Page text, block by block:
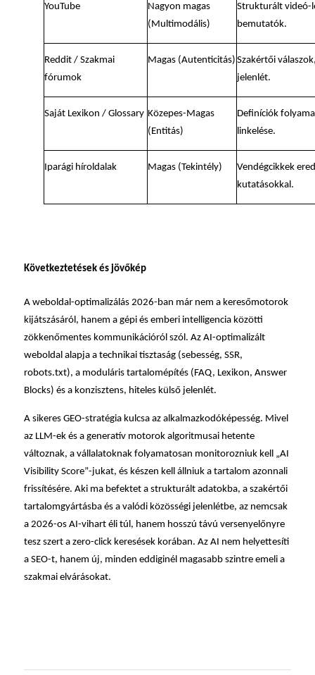
YouTube
Nagyon magas
(Multimodális)
Strukturált videó-
bemutatók.
Reddit / Szakmai
fórumok
Magas (Autenticitás) Szakértői
jelenlét.
Saját Lexikon / Glossary Közepes-Magas
(Entitás)
Definíciók
linkelése.
Iparági híroldalak Magas (Tekintély)
Vendégcikkek
kutatásokkal.
Következtetések és jövőkép
A weboldal-optimalizálás 2026-ban már nem a keresőmotorok
kijátszásáról, hanem a gépi és emberi intelligencia közötti
zökkenőmentes kommunikációról szól. Az AI-optimalizált
weboldal alapja a technikai tisztaság (sebesség, SSR,
robots.txt), a moduláris tartalomépítés (FAQ, Lexikon, Answer
Blocks) és a konzisztens, hiteles külső jelenlét.
A sikeres GEO-stratégia kulcsa az alkalmazkodóképesség. Mivel
az LLM-ek és a generatív motorok algoritmusai hetente
változnak, a vállalatoknak folyamatosan monitorozniuk kell „AI
Visibility Score”-jukat, és készen kell állniuk a tartalom azonnali
frissítésére. Aki ma befektet a strukturált adatokba, a szakértői
tartalomgyártásba és a valódi közösségi jelenlétbe, az nemcsak
a 2026-os AI-vihart éli túl, hanem hosszú távú versenyelőnyre
tesz szert a zero-click keresések korában. Az AI nem helyettesíti
a SEO-t, hanem új, minden eddiginél magasabb szintre emeli a
szakmai elvárásokat.